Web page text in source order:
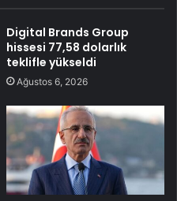
Digital Brands Group
hissesi 77,58 dolarlık
teklifle yükseldi
Ağustos 6, 2026